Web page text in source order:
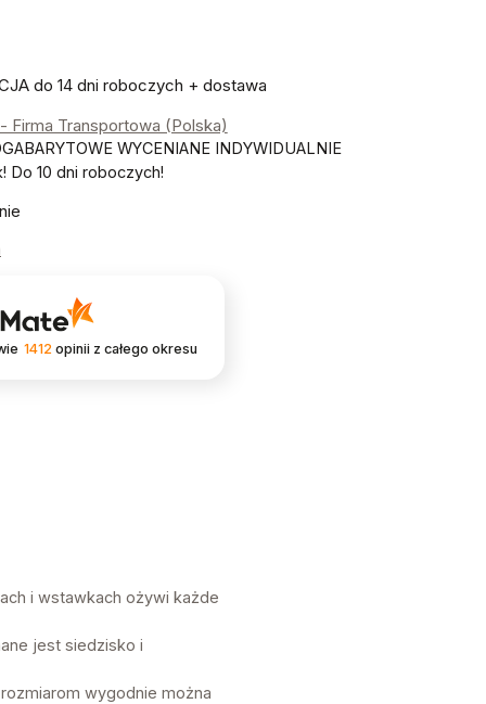
do 14 dni roboczych + dostawa
- Firma Transportowa (Polska)
WYCENIANE INDYWIDUALNIE
Do 10 dni roboczych!
1412 opinii z całego okresu
i wstawkach ożywi każde
jest siedzisko i
wygodnie można